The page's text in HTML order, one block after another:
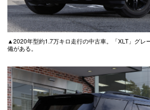
▲2020年型約1.7万キロ走行の中古車。「XLT」グレ
備がある。